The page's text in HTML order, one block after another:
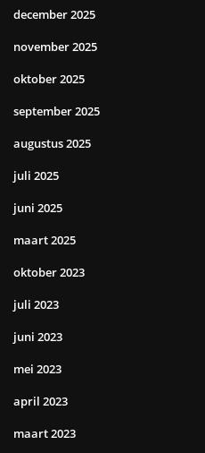
december 2025
november 2025
oktober 2025
september 2025
augustus 2025
juli 2025
juni 2025
maart 2025
oktober 2023
juli 2023
juni 2023
mei 2023
april 2023
maart 2023